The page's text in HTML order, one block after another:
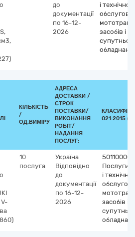
до
документації
по 16-12-
2026
і
засобів і
КІЛЬКІСТЬ
/
ОД.ВИМІРУ
АДРЕСА
ДОСТАВКИ /
СТРОК
ПОСТАВКИ/
ВИКОНАННЯ
РОБІТ/
НАДАННЯ
ПОСЛУГ:
021:2015
V-
10
послуга
Україна
Відповідно
до
документації
по 16-12-
2026
Послуги
і
засобів і